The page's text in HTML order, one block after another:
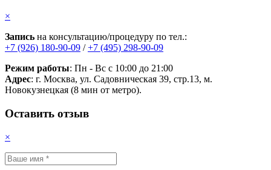
×
Запись на консультацию/процедуру по тел.:
+7 (926) 180-90-09 /+7 (495) 298-90-09
Режим работы: Пн - Вс с 10:00 до 21:00
Адрес: г. Москва, ул. Садовническая 39, стр.13, м.
Новокузнецкая (8 мин от метро).
Оставить отзыв
×